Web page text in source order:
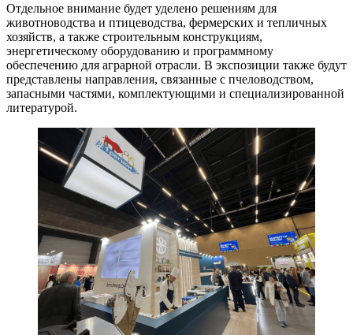
Отдельное внимание будет уделено решениям для
животноводства и птицеводства, фермерских и тепличных
хозяйств, а также строительным конструкциям,
энергетическому оборудованию и программному
обеспечению для аграрной отрасли. В экспозиции также будут
представлены направления, связанные с пчеловодством,
запасными частями, комплектующими и специализированной
литературой.